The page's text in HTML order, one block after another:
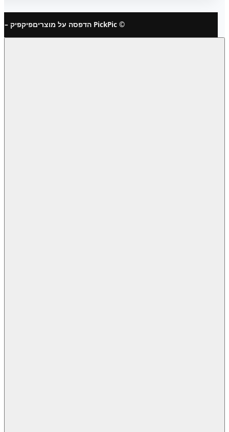
© PickPic הדפסה על מוצרים פיקפיק –